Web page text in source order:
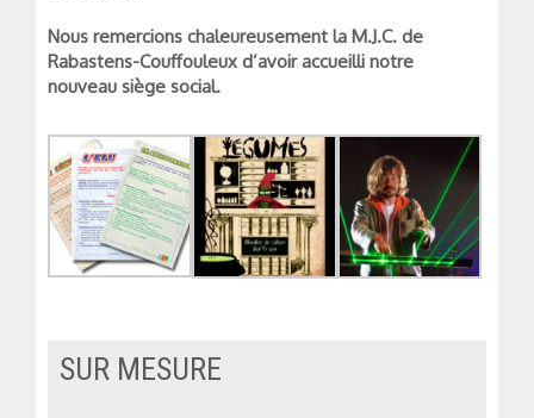
Nous remercions chaleureusement la M.J.C. de
Rabastens-Couffouleux d’avoir accueilli notre
nouveau siège social.
SUR MESURE